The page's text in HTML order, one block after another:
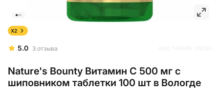
5.0 3 отзыва
Nature's Bounty Витамин С 500 мг с
шиповником таблетки 100 шт в Вологде
X2